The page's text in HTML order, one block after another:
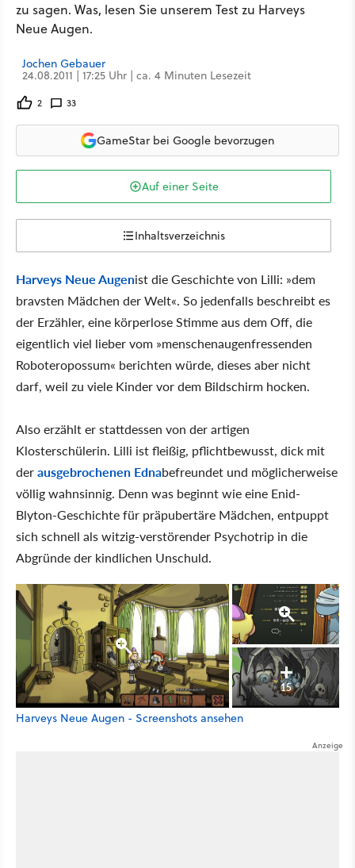
zu sagen. Was, lesen Sie unserem Test zu Harveys
Neue Augen.
Jochen Gebauer
24.08.2011 | 17:25 Uhr | ca. 4 Minuten Lesezeit
2 33
GameStar bei Google bevorzugen
Auf einer Seite
Inhaltsverzeichnis
Harveys Neue Augenist die Geschichte von Lilli: »dem
bravsten Mädchen der Welt«. So jedenfalls beschreibt es
der Erzähler, eine körperlose Stimme aus dem Off, die
eigentlich viel lieber vom »menschenaugenfressenden
Roboteropossum« berichten würde, dieses aber nicht
darf, weil zu viele Kinder vor dem Bildschirm hocken.
Also erzählt er stattdessen von der artigen
Klosterschülerin. Lilli ist fleißig, pflichtbewusst, dick mit
derausgebrochenen Ednabefreundet und möglicherweise
völlig wahnsinnig. Denn was beginnt wie eine Enid-
Blyton-Geschichte für präpubertäre Mädchen, entpuppt
sich schnell als witzig-verstörender Psychotrip in die
Abgründe der kindlichen Unschuld.
15
Harveys Neue Augen - Screenshots ansehen